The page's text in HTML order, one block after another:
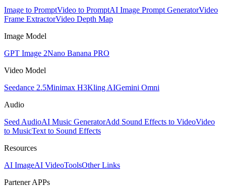
Image to PromptVideo to PromptAI Image Prompt GeneratorVideo
Frame ExtractorVideo Depth Map
Image Model
GPT Image 2Nano Banana PRO
Video Model
Seedance 2.5Minimax H3Kling AIGemini Omni
Audio
Seed AudioAI Music GeneratorAdd Sound Effects to VideoVideo
to MusicText to Sound Effects
Resources
AI ImageAI VideoToolsOther Links
Partener APPs